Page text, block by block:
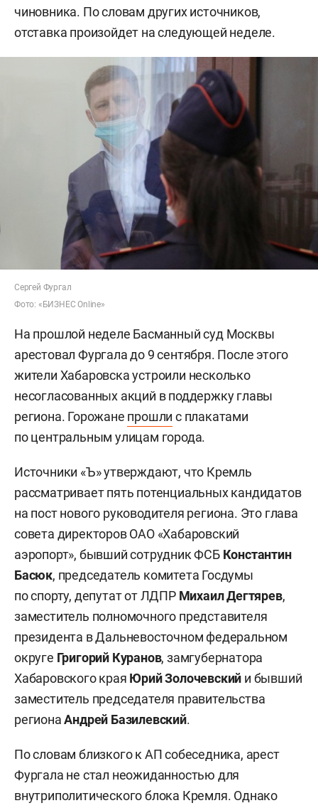
чиновника. По словам других источников,
отставка произойдет на следующей неделе.
Сергей Фургал
Фото: «БИЗНЕС Online»
На прошлой неделе Басманный суд Москвы
арестовал Фургала до 9 сентября. После этого
жители Хабаровска устроили несколько
несогласованных акций в поддержку главы
региона. Горожане прошли с плакатами
по центральным улицам города.
Источники «Ъ» утверждают, что Кремль
рассматривает пять потенциальных кандидатов
на пост нового руководителя региона. Это глава
совета директоров ОАО «Хабаровский
аэропорт», бывший сотрудник ФСБ Константин
Басюк, председатель комитета Госдумы
по спорту, депутат от ЛДПР Михаил Дегтярев,
заместитель полномочного представителя
президента в Дальневосточном федеральном
округе Григорий Куранов, замгубернатора
Хабаровского края Юрий Золочевский и бывший
заместитель председателя правительства
регионаАндрей Базилевский.
По словам близкого к АП собеседника, арест
Фургала не стал неожиданностью для
внутриполитического блока Кремля. Однако